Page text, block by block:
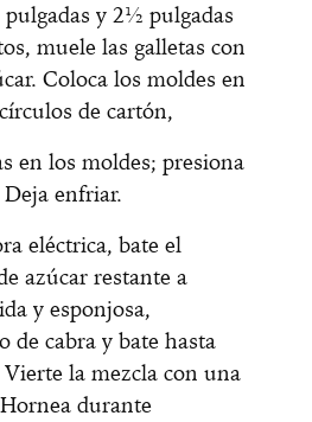
y 2½ pulgadas
muele las galletas con
Coloca los moldes en
de cartón,
en los moldes; presiona
enfriar.
eléctrica, bate el
azúcar restante a
y esponjosa,
de cabra y bate hasta
la mezcla con una
durante